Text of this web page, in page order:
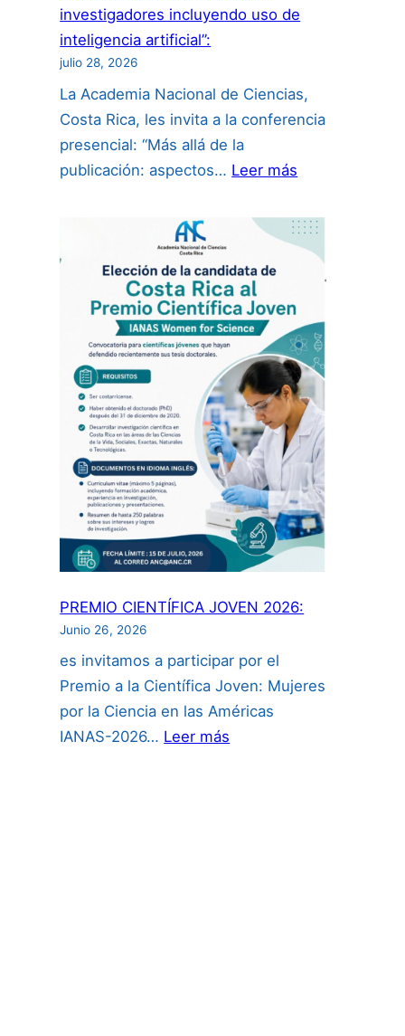
investigadores incluyendo uso de
inteligencia artificial”:
julio 28, 2026
La Academia Nacional de Ciencias,
Costa Rica, les invita a la conferencia
presencial: “Más allá de la
publicación: aspectos… Leer más
allá
de
aspectos
de
propiedad
intelectual
para
investigadores
incluyendo
uso
de
inteligencia
artificial”:
PREMIO CIENTÍFICA JOVEN 2026:
Junio 26, 2026
es invitamos a participar por el
Premio a la Científica Joven: Mujeres
por la Ciencia en las Américas
IANAS-2026… Leer más